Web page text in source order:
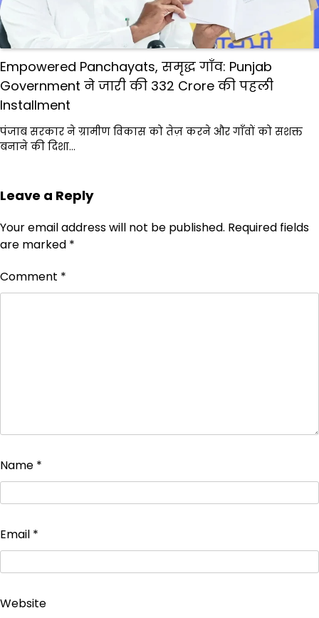
Empowered Panchayats, समृद्ध गाँव: Punjab
Government ने जारी की 332 Crore की पहली
Installment
पंजाब सरकार ने ग्रामीण विकास को तेज़ करने और गाँवों को सशक्त
बनाने की दिशा…
Leave a Reply
Your email address will not be published. Required fields
are marked *
Comment *
Name *
Email *
Website